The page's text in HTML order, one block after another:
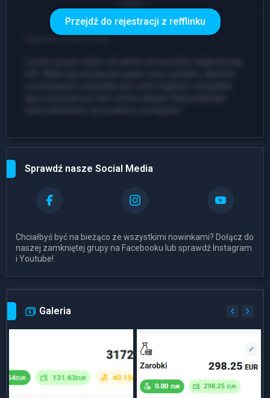
Przejdź do rejestracji z refflinku
Sprawdź nasze Social Media
Chciałbyś być na bieżąco ze wszystkimi nowinkami? Dołącz do
naszej zamkniętej grupy na Facebooku lub sprawdź Instagram
i Youtube!
Galeria